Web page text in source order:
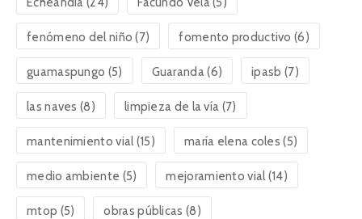
fenómeno del niño (7) fomento productivo (6)
guamaspungo (5) Guaranda(6) ipasb (7)
las naves (8) limpieza de la vía (7)
mantenimiento vial(15) maría elena coles (5)
medio ambiente (5) mejoramiento vial(14)
mtop (5) obras públicas (8)